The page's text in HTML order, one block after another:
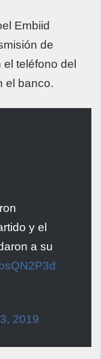
Embiid
de
teléfono del
el banco.
y el
a su
2019